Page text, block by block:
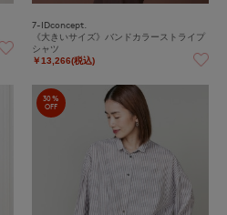
7-IDconcept.
《大きいサイズ》バンドカラーストライプ
シャツ
￥13,266(税込)
30%
OFF